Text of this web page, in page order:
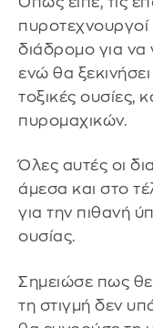
διάδρομο για να
ενώ θα
τοξικές ουσίες,
πυρομαχικών.
Όλες αυτές οι
άμεσα και στο
για την πιθανή
ουσίας.
Σημειώσε πως
τη στιγμή δεν